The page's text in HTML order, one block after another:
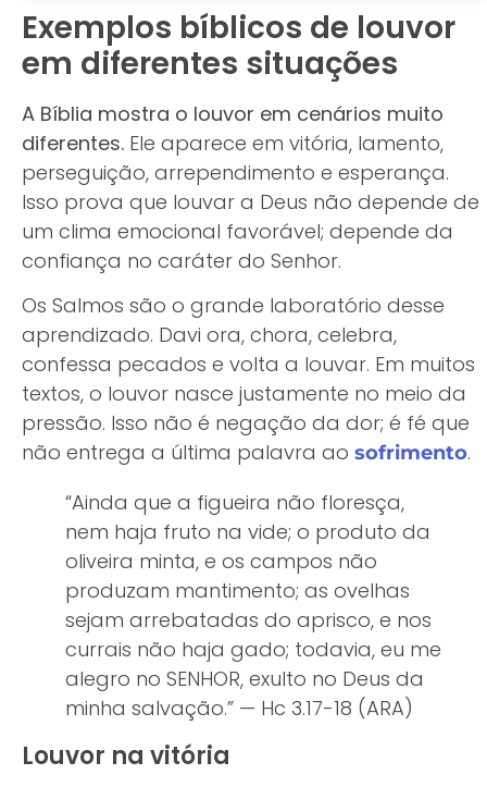
Exemplos bíblicos de louvor
em diferentes situações
A Bíblia mostra o louvor em cenários muito
diferentes. Ele aparece em vitória, lamento,
perseguição, arrependimento e esperança.
Isso prova que louvar a Deus não depende de
um clima emocional favorável; depende da
confiança no caráter do Senhor.
Os Salmos são o grande laboratório desse
aprendizado. Davi ora, chora, celebra,
confessa pecados e volta a louvar. Em muitos
textos, o louvor nasce justamente no meio da
pressão. Isso não é negação da dor; é fé que
não entrega a última palavra ao sofrimento.
“Ainda que a figueira não floresça,
nem haja fruto na vide; o produto da
oliveira minta, e os campos não
produzam mantimento; as ovelhas
sejam arrebatadas do aprisco, e nos
currais não haja gado; todavia, eu me
alegro no SENHOR, exulto no Deus da
minha salvação.” — Hc 3.17-18 (ARA)
Louvor na vitória